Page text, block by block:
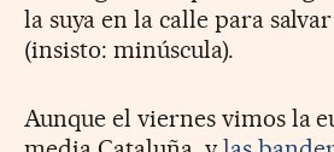
la suya en la calle para
(insisto: minúscula).
Aunque el viernes vimos la